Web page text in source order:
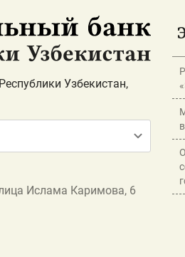
Узбекистан,
Ислама Каримова, 6